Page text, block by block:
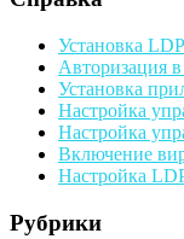
Установка
Авторизация
Установка
Настройка
Настройка
Включение
Настройка
Рубрики